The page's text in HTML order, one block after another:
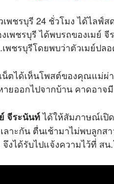
เพชรบุรี 24 ชั่วโมง ได้ไลฟ์
เพชรบุรี ได้พบรถของเมย์
พชรบุรีโดยพบว่าตัวเมย์ปล
น็ตได้เห็นโพสต์ของคุณแม่ผ่
ายออกไปจากบ้าน คาดอาจ
จีระนันท์ได้ให้สัมภาษณ์เปิ
ลาะกัน ตื่นเช้ามาไม่พบลูก
จึงได้รับไปแจ้งความไว้ที่ ส